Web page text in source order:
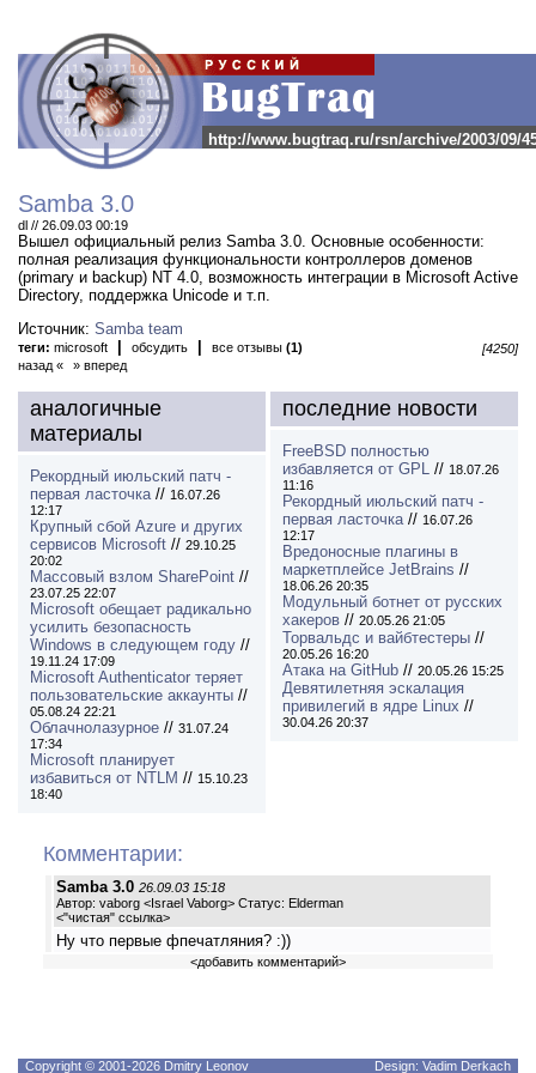
http://www.bugtraq.ru/rsn/archive/2003/09/
Samba 3.0
dl // 26.09.03 00:19
Вышел официальный релиз Samba 3.0. Основные особенности:
полная реализация функциональности контроллеров доменов
(primary и backup) NT 4.0, возможность интеграции в Microsoft Active
Directory, поддержка Unicode и т.п.
Источник: Samba team
теги: microsoft обсудить все отзывы (1)
[4250]
назад «
» вперед
аналогичные
материалы
Рекордный июльский патч -
первая ласточка// 16.07.26
12:17
Крупный сбой Azure и других
сервисов Microsoft // 29.10.25
20:02
Массовый взлом SharePoint //
23.07.25 22:07
Microsoft обещает радикально
усилить безопасность
Windows в следующем году //
19.11.24 17:09
Microsoft Authenticator теряет
пользовательские аккаунты //
05.08.24 22:21
Облачнолазурное // 31.07.24
17:34
Microsoft планирует
избавиться от NTLM // 15.10.23
18:40
последние новости
FreeBSD полностью
избавляется от GPL // 18.07.26
11:16
Рекордный июльский патч -
первая ласточка// 16.07.26
12:17
Вредоносные плагины в
маркетплейсе JetBrains //
18.06.26 20:35
Модульный ботнет от русских
хакеров // 20.05.26 21:05
Торвальдс и вайбтестеры //
20.05.26 16:20
Атака на GitHub // 20.05.26 15:25
Девятилетняя эскалация
привилегий в ядре Linux //
30.04.26 20:37
Комментарии:
Samba 3.0 26.09.03 15:18
Автор: vaborg <Israel Vaborg> Статус: Elderman
<"чистая" ссылка>
Ну что первые фпечатляния? :))
<добавить комментарий>
Copyright © 2001-2026 Dmitry Leonov Design: Vadim Derkach